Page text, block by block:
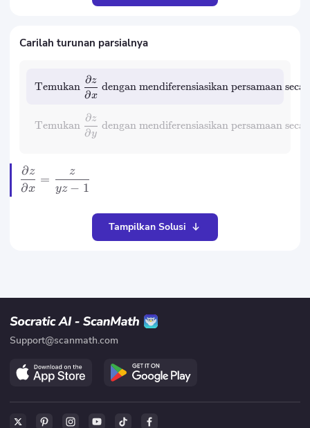
Carilah turunan parsialnya
Temukan
∂x
∂z
dengan mendiferensiasikan persamaan
Temukan
∂y
∂z
dengan mendiferensiasikan persamaan
∂x
∂z
=
yz − 1
z
Tampilkan Solusi
Support@scanmath.com